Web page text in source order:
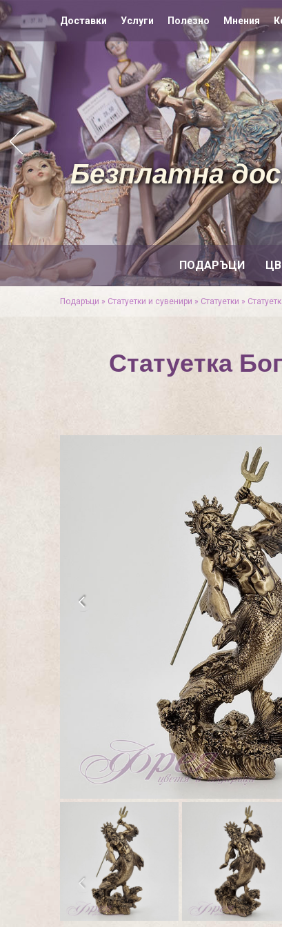
Доставки Услуги Полезно Мнения
ПОДАРЪЦИ
Безплатна
Подаръци » Статуетки и сувенири » Статуетки »
Статуетка